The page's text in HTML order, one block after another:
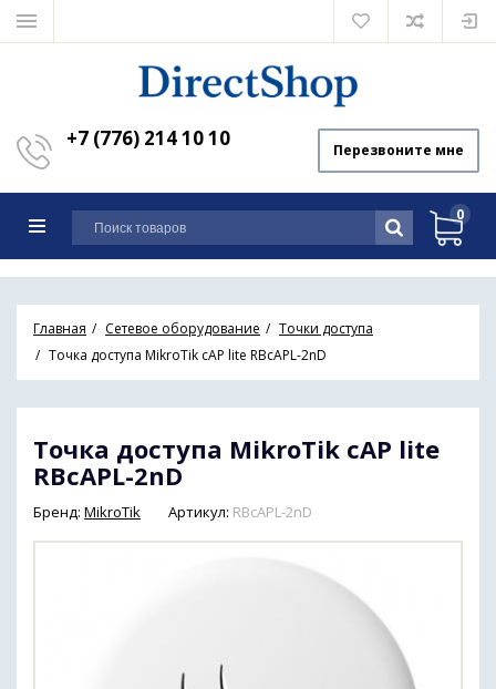
+7 (776) 214 10 10 Перезвоните мне
0
Главная Сетевое оборудование
Точки доступа
Точка доступа MikroTik cAP lite RBcAPL-2nD
Точка доступа MikroTik cAP lite
RBcAPL-2nD
Бренд: MikroTik Артикул: RBcAPL-2nD